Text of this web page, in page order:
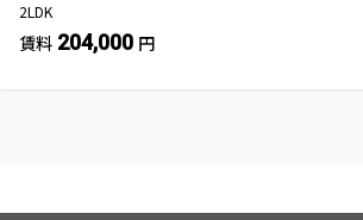
2LDK
賃料 204,000 円